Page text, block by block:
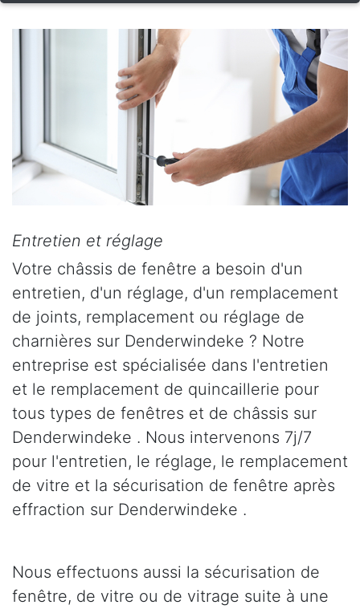
Entretien et réglage
Votre châssis de fenêtre a besoin d'un
entretien, d'un réglage, d'un remplacement
de joints, remplacement ou réglage de
charnières sur Denderwindeke ? Notre
entreprise est spécialisée dans l'entretien
et le remplacement de quincaillerie pour
tous types de fenêtres et de châssis sur
Denderwindeke . Nous intervenons 7j/7
pour l'entretien, le réglage, le remplacement
de vitre et la sécurisation de fenêtre après
effraction sur Denderwindeke .
Nous effectuons aussi la sécurisation de
fenêtre, de vitre ou de vitrage suite à une